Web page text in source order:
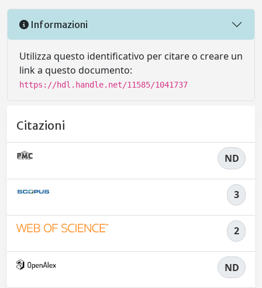
Informazioni
Utilizza questo identificativo per citare o creare un
link a questo documento:
https://hdl.handle.net/11585/1041737
Citazioni
ND
3
2
ND